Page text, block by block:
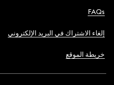
FAQs
إلغاء الاشتراك في البريد الإلكتروني
خريطة الموقع